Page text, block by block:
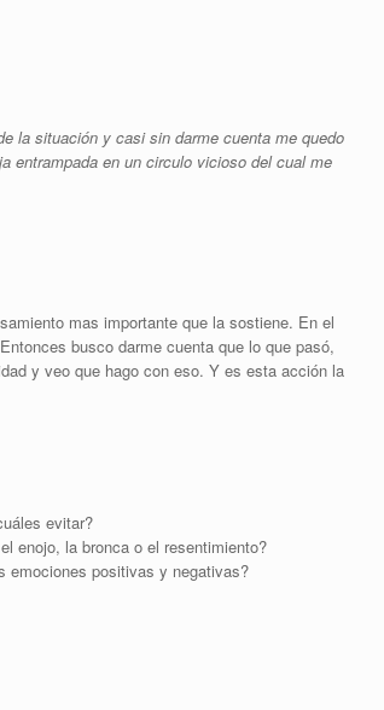
la situación y casi sin darme cuenta me quedo
entrampada en un circulo vicioso del cual me
mas importante que la sostiene. En el
busco darme cuenta que lo que pasó,
y veo que hago con eso. Y es esta acción la
evitar?
enojo, la bronca o el resentimiento?
emociones positivas y negativas?